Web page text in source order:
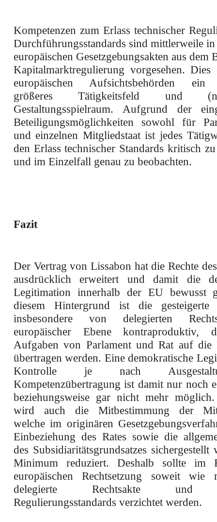
Kompetenzen zum Erlass technischer
Durchführungsstandards sind mittlerweile in
europäischen Gesetzgebungsakten aus dem
Kapitalmarktregulierung vorgesehen.
europäischen Aufsichtsbehörden ein
größeres Tätigkeitsfeld und
Gestaltungsspielraum. Aufgrund der
Beteiligungsmöglichkeiten sowohl für
und einzelnen Mitgliedstaat ist jedes
den Erlass technischer Standards kritisch
und im Einzelfall genau zu beobachten.
Fazit
Der Vertrag von Lissabon hat die Rechte
ausdrücklich erweitert und damit die
Legitimation innerhalb der EU bewusst
diesem Hintergrund ist die gesteigerte
insbesondere von delegierten
europäischer Ebene kontraproduktiv,
Aufgaben von Parlament und Rat auf die
übertragen werden. Eine demokratische
Kontrolle je nach
Kompetenzübertragung ist damit nur noch
beziehungsweise gar nicht mehr
wird auch die Mitbestimmung der
welche im originären
Einbeziehung des Rates sowie die
des Subsidiaritätsgrundsatzes
Minimum reduziert. Deshalb sollte im
europäischen Rechtsetzung soweit wie
delegierte Rechtsakte und
Regulierungsstandards verzichtet werden.